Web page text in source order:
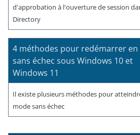
d'approbation à l'ouverture de session
Directory
4 méthodes pour redémarrer
sans échec sous Windows 10 et
Windows 11
Il existe plusieurs méthodes pour
mode sans échec